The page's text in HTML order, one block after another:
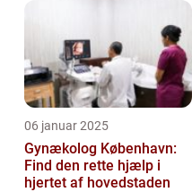
06 januar 2025
Gynækolog København:
Find den rette hjælp i
hjertet af hovedstaden